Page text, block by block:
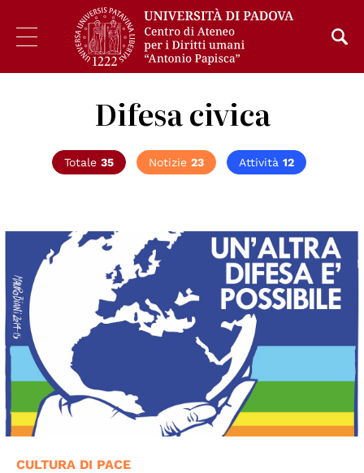
Difesa civica
Totale 35 Notizie 23 Attività 12
CULTURA DI PACE